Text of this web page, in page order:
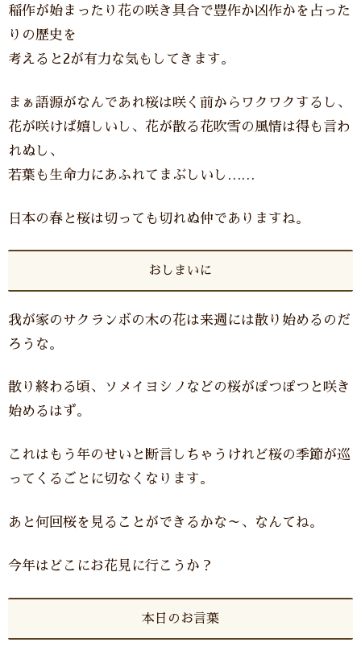
稲作が始まったり花の咲き具合で豊作か凶作かを占った
りの歴史を
考えると2が有力な気もしてきます。
まぁ語源がなんであれ桜は咲く前からワクワクするし、
花が咲けば嬉しいし、花が散る花吹雪の風情は得も言わ
れぬし、
若葉も生命力にあふれてまぶしいし……
日本の春と桜は切っても切れぬ仲でありますね。
おしまいに
我が家のサクランボの木の花は来週には散り始めるのだ
ろうな。
散り終わる頃、ソメイヨシノなどの桜がぽつぽつと咲き
始めるはず。
これはもう年のせいと断言しちゃうけれど桜の季節が巡
ってくるごとに切なくなります。
あと何回桜を見ることができるかな～、なんてね。
今年はどこにお花見に行こうか？
本日のお言葉